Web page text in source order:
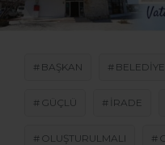
BAŞKAN BELEDIYE
GÜÇLÜ IRADE
OLUŞTURULMALI